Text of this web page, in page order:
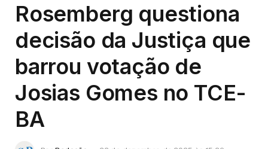
Rosemberg questiona
decisão da Justiça que
barrou votação de
Josias Gomes no TCE-
BA